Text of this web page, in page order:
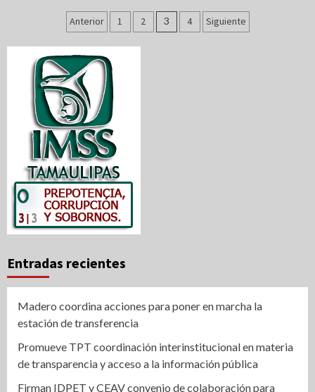
Paginación
de
entradas
Anterior 1 2 3 4 Siguiente
Entradas recientes
Madero coordina acciones para poner en marcha la
estación de transferencia
Promueve TPT coordinación interinstitucional en materia
de transparencia y acceso a la información pública
Firman IDPET y CEAV convenio de colaboración para